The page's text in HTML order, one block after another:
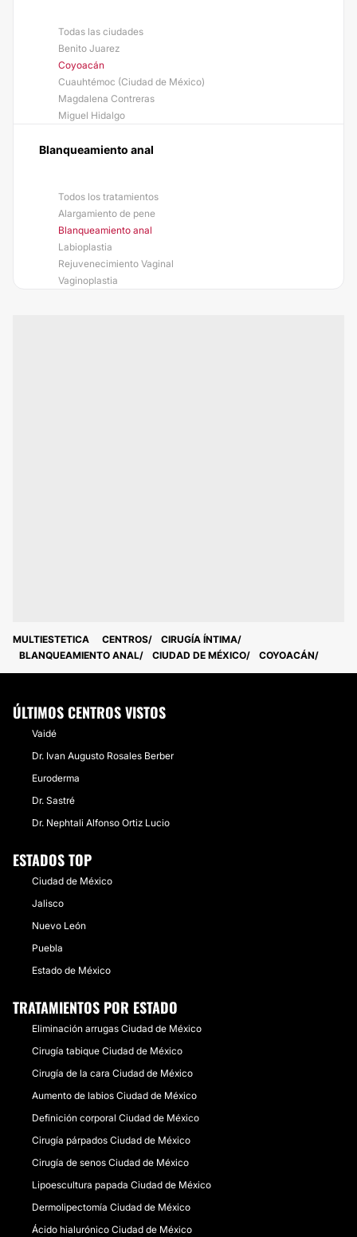
Todas las ciudades
Benito Juarez
Coyoacán
Cuauhtémoc (Ciudad de México)
Magdalena Contreras
Miguel Hidalgo
Blanqueamiento anal
Todos los tratamientos
Alargamiento de pene
Blanqueamiento anal
Labioplastia
Rejuvenecimiento Vaginal
Vaginoplastia
MULTIESTETICA CENTROS
CIRUGÍA ÍNTIMA
BLANQUEAMIENTO ANAL
CIUDAD DE MÉXICO COYOACÁN
ÚLTIMOS CENTROS VISTOS
Vaidé
Dr. Ivan Augusto Rosales Berber
Euroderma
Dr. Sastré
Dr. Nephtali Alfonso Ortiz Lucio
ESTADOS TOP
Ciudad de México
Jalisco
Nuevo León
Puebla
Estado de México
TRATAMIENTOS POR ESTADO
Eliminación arrugas Ciudad de México
Cirugía tabique Ciudad de México
Cirugía de la cara Ciudad de México
Aumento de labios Ciudad de México
Definición corporal Ciudad de México
Cirugía párpados Ciudad de México
Cirugía de senos Ciudad de México
Lipoescultura papada Ciudad de México
Dermolipectomía Ciudad de México
Ácido hialurónico Ciudad de México